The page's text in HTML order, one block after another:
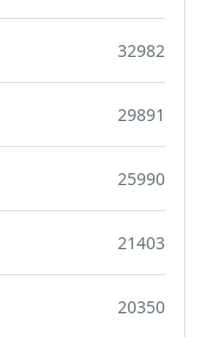
32982
29891
25990
21403
20350